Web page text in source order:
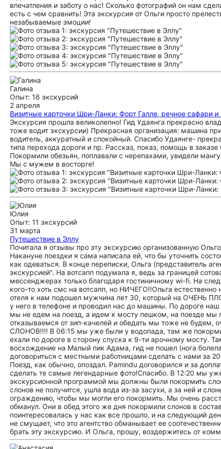
впечатления и заботу о нас! Сколько фотографий он нам
есть с чем сравнить! Эта экскурсия от Ольги просто
незабываемые эмоции!
Галина
Опыт: 16 экскурсий
2 апреля
Визитные карточки Шри-Ланки: Форт Галле, речное сафари и
Экскурсия прошла великолепно! Гид Удаянга прекрасно
тоже водит экскурсии) Прекрасная организация: машина
водитель, аккуратный и спокойный. Спасибо Удаянге-
типа перехода дороги и пр. Рассказ, показ, помощь в
Покормили обезьян, поплавали с черепахами, увидели
Мы с мужем в восторге!
Юлия
Опыт: 11 экскурсий
31 марта
Путешествие в Эллу
Почитала я отзывы про эту экскурсию организованную
Накануне поездки я сама написала ей, что бы уточнить
как одеваться. В конце переписки, Ольга (представитель
экскурсией". На вотсапп подумала я, ведь за границей
мессенджерах только благодаря гостиничному wi-fi. На
кого-то хоть смс на вотсапп, но НИЧЕГО!!Ольга
отеля к нам подошел мужчина лет 30, который на ОЧЕНЬ
у него в телефоне и проводил нас до машины. По дороге
мы не едем на поезд, а идем к мосту пешком, на поезде мы
отказываемся от зип-качелей и обедать мы тоже не
СЛОНОВ!!!! В 06:15 мы уже были у водопада, там же
ехали по дороге в сторону спуска к 9-ти арочному
восхождение на Малый пик Адама, гид не пошел (нога
договориться с местными работницами сделать с нами за
Поезд, как обычно, опоздал. Pamindu договорился и за
сделать те самые легендарные фото!Спасибо. В 12:20 мы
экскурсионной программой мы должны были покормить
слонов не получится, ушла вода из-за засухи, а за ней и
ограждению, чтобы мы могли его покормить. Мы очень
обманул. Они в обед этого же дня покормили слонов в
поинтересовалась у нас как все прошло, и на следующий
не смущает, что это агентство обманывает ее
брать эту экскурсию. И Ольга, прошу, воздержитесь от